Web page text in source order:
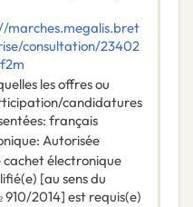
marches.megalis.bret
consultation/23402
les offres ou
candidatures
: français
: Autorisée
cachet électronique
[au sens du
2014] est requis(e)